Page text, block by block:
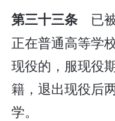
第三十三条 已
正在普通高等学
现役的，服现役
籍，退出现役后
学。